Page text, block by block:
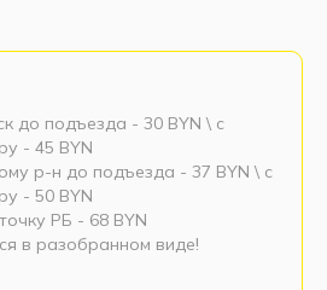
до подъезда - 30 BYN \ c
- 45 BYN
р-н до подъезда - 37 BYN \ c
- 50 BYN
РБ - 68 BYN
в разобранном виде!